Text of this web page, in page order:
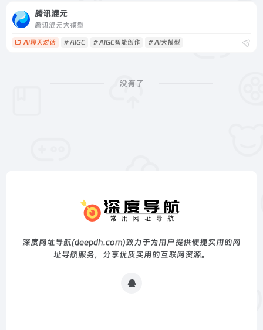
腾讯混元
腾讯混元大模型
AI聊天对话 # AIGC # AIGC智能创作 # AI大模型
没有了
深度网址导航(deepdh.com)致力于为用户提供便捷实用的网
址导航服务，分享优质实用的互联网资源。